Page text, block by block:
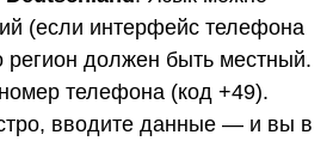
(если интерфейс телефона
регион должен быть местный.
телефона (код +49).
вводите данные — и вы в